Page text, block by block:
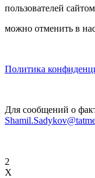
пользователей
можно отменить в
Политика
Для сообщений о
2
X